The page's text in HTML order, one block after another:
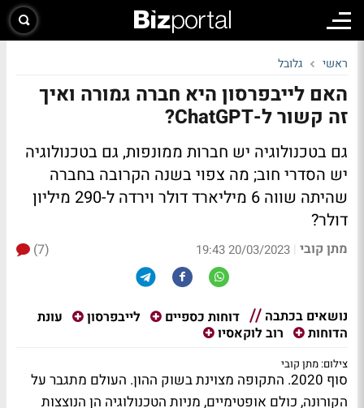
ראשי גלובל
האם לייבפרסון היא חברה גמורה ואיך
זה קשור ל-ChatGPT?
גם בטכנולוגיה יש חברות ממונפות, גם בטכנולוגיה
יש הסדרי חוב; מה צפוי בשנה הקרובה בחברה
שהיתה שווה 6 מיליארד דולר וירדה ל-290 מיליון
דולר?
מתן קובי |
20/03/2023 19:43
(7)
נושאים בכתבה דוחות כספיים לייבפרסון
עונת
הדוחות
רוב לוקאסיו
צילום: מתן קובי
סוף 2020. התקופה מצוינת בשוק ההון. העולם מתגבר על
הקורונה, כולם אופטימיים, מניות הטכנולוגיה הן הנוצצות